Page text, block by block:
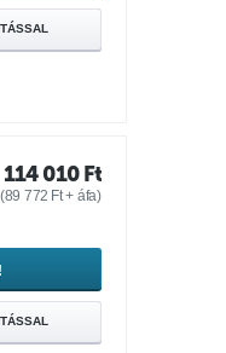
114 010 Ft
(89 772 Ft+ áfa)